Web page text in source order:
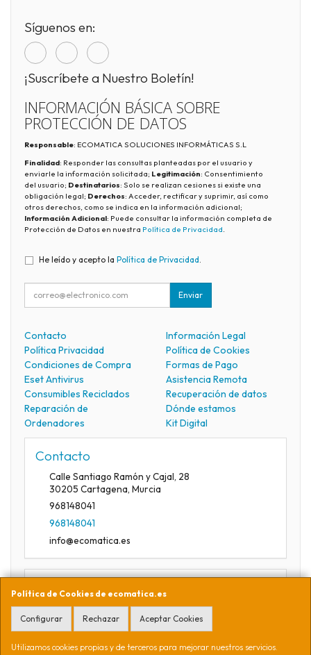
Política de Cookies de ecomatica.es
Configurar Rechazar Aceptar Cookies
Utilizamos cookies propias y de terceros para mejorar nuestros servicios.
Síguenos en:
¡Suscríbete a Nuestro Boletín!
INFORMACIÓN BÁSICA SOBRE
PROTECCIÓN DE DATOS
Responsable: ECOMATICA SOLUCIONES INFORMÁTICAS S.L
Finalidad: Responder las consultas planteadas por el usuario y
enviarle la información solicitada; Legitimación: Consentimiento
del usuario; Destinatarios: Solo se realizan cesiones si existe una
obligación legal; Derechos: Acceder, rectificar y suprimir, así como
otros derechos, como se indica en la información adicional;
Información Adicional: Puede consultar la información completa de
Protección de Datos en nuestra Política de Privacidad.
He leído y acepto la Política de Privacidad
Enviar
Contacto
Información Legal
Política Privacidad
Política de Cookies
Condiciones de Compra
Formas de Pago
Eset Antivirus
Asistencia Remota
Consumibles Reciclados
Recuperación de datos
Reparación de
Ordenadores
Dónde estamos
Kit Digital
Contacto
Calle Santiago Ramón y Cajal, 28
30205 Cartagena, Murcia
968148041
968148041
info@ecomatica.es
Horario
09:30-13:30